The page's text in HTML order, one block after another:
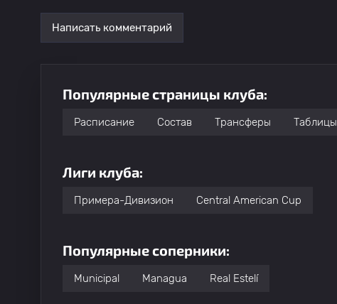
Написать комментарий
Популярные страницы клуба:
Расписание Состав Трансферы Таблицы
Лиги клуба:
Примера-Дивизион Central American Cup
Популярные соперники:
Municipal Managua Real Estelí